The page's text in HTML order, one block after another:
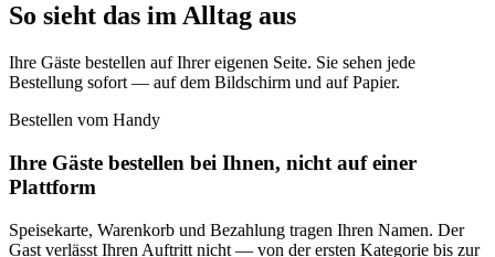
So sieht das im Alltag aus
Ihre Gäste bestellen auf Ihrer eigenen Seite. Sie sehen jede
Bestellung sofort — auf dem Bildschirm und auf Papier.
Bestellen vom Handy
Ihre Gäste bestellen bei Ihnen, nicht auf einer
Plattform
Speisekarte, Warenkorb und Bezahlung tragen Ihren Namen. Der
Gast verlässt Ihren Auftritt nicht — von der ersten Kategorie bis zur